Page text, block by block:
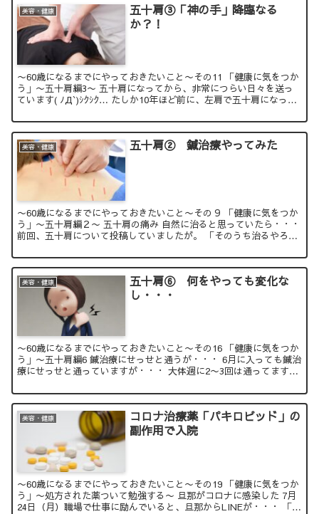
美容・健康
五十肩③「神の手」降臨なる
か？！
〜60歳になるまでにやっておきたいこと〜その11 「健康に気をつか
う」〜五十肩編3〜 五十肩になってから、非常につらい日々を送っ
ています( ﾉД`)ｼｸｼｸ… たしか10年ほど前に、左肩で五十肩になった
美容・健康 五十肩② 鍼治療やってみた
〜60歳になるまでにやっておきたいこと〜その９ 「健康に気をつか
う」〜五十肩編２〜 五十肩の痛み 自然に治ると思っていたら・・・
前回、五十肩について投稿していましたが。 「そのうち治るやろ
美容・健康
五十肩⑥ 何をやっても変化な
し・・・
〜60歳になるまでにやっておきたいこと〜その16 「健康に気をつか
う」〜五十肩編6 鍼治療にせっせと通うが・・・ 6月に入っても鍼治
療にせっせと通っていますが・・・ 大体週に2〜3回は通ってます鍼
美容・健康
コロナ治療薬「パキロピッド」の
副作用で入院
〜60歳になるまでにやっておきたいこと〜その19 「健康に気をつか
う」〜処方された薬ついて勉強する〜 旦那がコロナに感染した 7月
24日（月）職場で仕事に励んでいると、旦那からLINEが・・・ 「同